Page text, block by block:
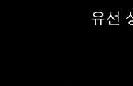
유선